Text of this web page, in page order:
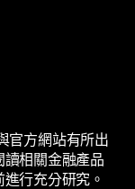
官方網站有所出
讀相關金融產品
行充分研究。